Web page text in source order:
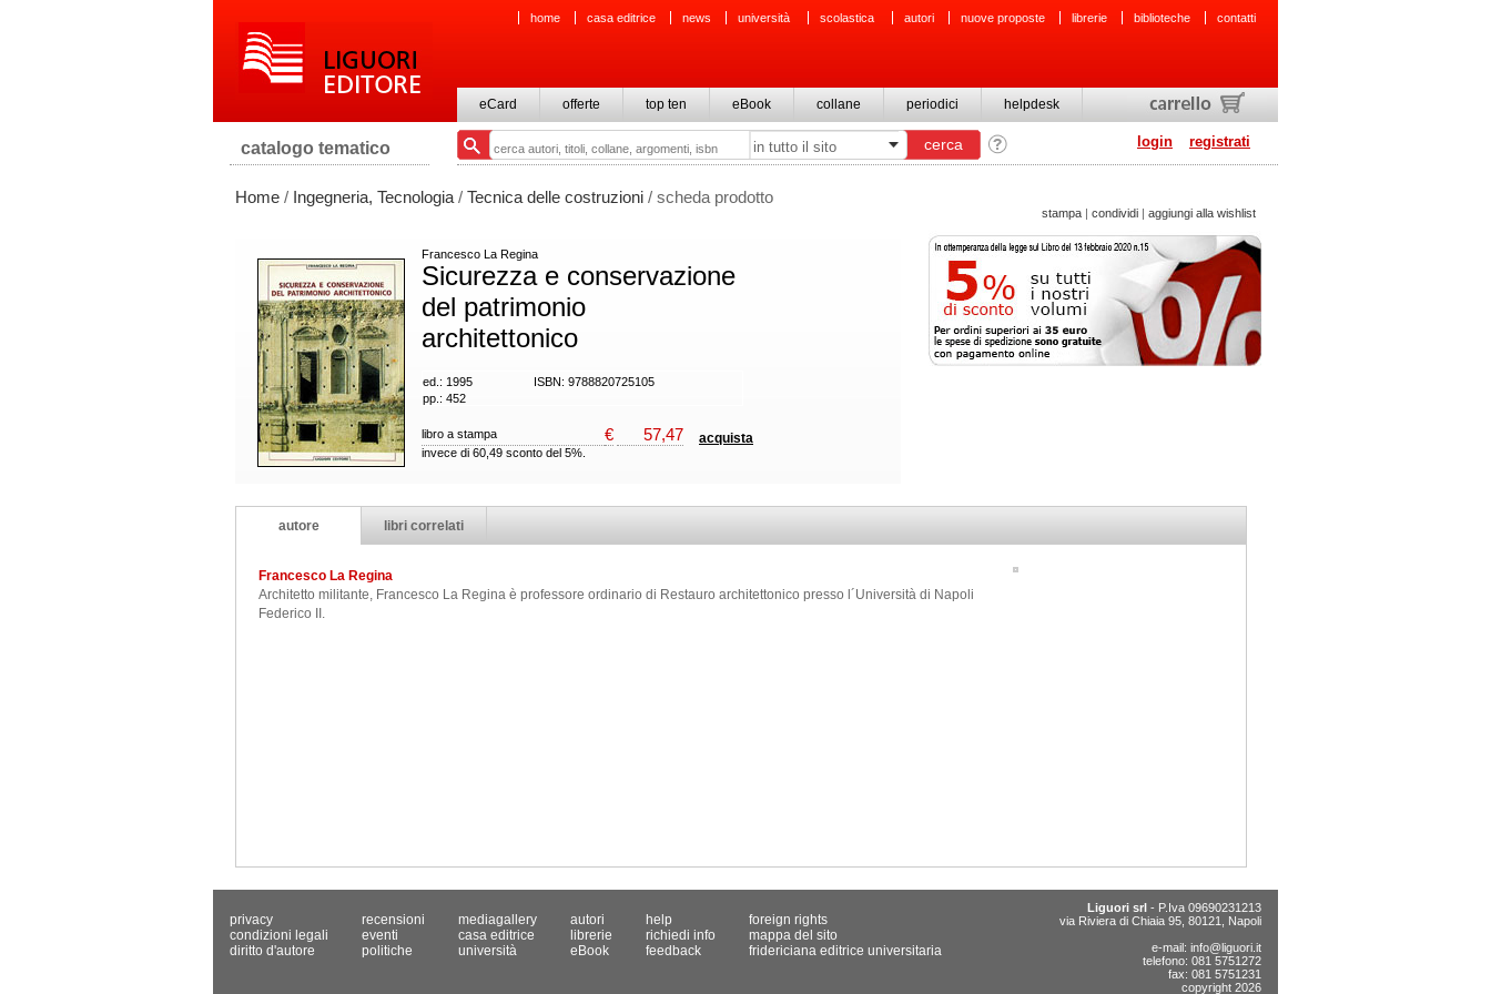
home casa editrice news università scolastica autori nuove proposte librerie biblioteche contatti
eCard offerte top ten eBook collane periodici helpdesk
login registrati
catalogo tematico
Home / Ingegneria, Tecnologia / Tecnica delle costruzioni / scheda prodotto
stampa | condividi | aggiungi alla wishlist
Francesco La Regina
Sicurezza e conservazione
del patrimonio
architettonico
ed.: 1995
ISBN: 9788820725105
pp.: 452
libro a stampa € 57,47 acquista
invece di 60,49 sconto del 5%.
autore libri correlati
Francesco La Regina
Architetto militante, Francesco La Regina è professore ordinario di Restauro architettonico presso l´Università di Napoli
Federico II.
privacy
condizioni legali
diritto d'autore
recensioni
eventi
politiche
mediagallery
casa editrice
università
autori
librerie
eBook
help
richiedi info
feedback
foreign rights
mappa del sito
fridericiana editrice universitaria
Liguori srl - P.Iva 09690231213
via Riviera di Chiaia 95, 80121, Napoli
e-mail: info@liguori.it
telefono: 081 5751272
fax: 081 5751231
copyright 2026